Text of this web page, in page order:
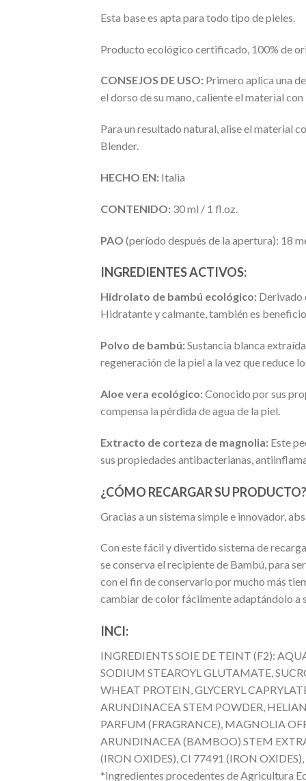
Esta base es apta para todo tipo de pieles.
Producto ecológico certificado, 100% de
CONSEJOS DE USO: Primero aplica una
el dorso de su mano, caliente el material
Para un resultado natural, alise el material
Blender.
HECHO EN: Italia
CONTENIDO: 30 ml / 1 fl.oz.
PAO (período después de la apertura): 18
INGREDIENTES ACTIVOS:
Hidrolato de bambú ecológico: Derivado
Hidratante y calmante, también es
Polvo de bambú:Sustancia blanca
regeneración de la piel a la vez que reduce
Aloe vera ecológico:Conocido por sus
compensa la pérdida de agua de la piel.
Extracto de corteza de magnolia: Este
sus propiedades antibacterianas,
¿CÓMO RECARGAR SU PRODUCTO?
Gracias a un sistema simple e innovador,
Con este fácil y divertido sistema de
se conserva el recipiente de Bambú, para
con el fin de conservarlo por mucho más
cambiar de color fácilmente adaptándolo a
INCI:
INGREDIENTS SOIE DE TEINT (F2):
SODIUM STEAROYL GLUTAMATE,
WHEAT PROTEIN, GLYCERYL
ARUNDINACEA STEM POWDER,
PARFUM (FRAGRANCE), MAGNOLIA
ARUNDINACEA (BAMBOO) STEM
(IRON OXIDES), CI 77491 (IRON
*Ingredientes procedentes de Agricultura